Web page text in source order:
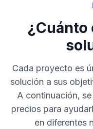
¿Cuánto
Cada proyecto es
solución a sus
A continuación,
precios para
en diferentes